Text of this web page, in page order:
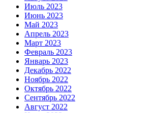
Июль 2023
Июнь 2023
Май 2023
Апрель 2023
Март 2023
Февраль 2023
Январь 2023
Декабрь 2022
Ноябрь 2022
Октябрь 2022
Сентябрь 2022
Август 2022